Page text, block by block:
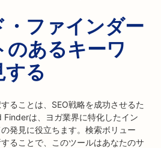
・ファインダー
のあるキーワ
する
ることは、SEO戦略を成功させるた
は、ヨガ業界に特化したイン
発見に役立ちます。検索ボリュー
ることで、このツールはあなたのサ